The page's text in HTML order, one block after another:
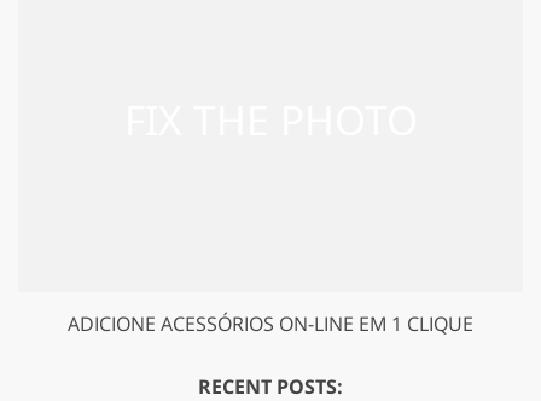
ADICIONE ACESSÓRIOS ON-LINE EM 1 CLIQUE
RECENT POSTS: